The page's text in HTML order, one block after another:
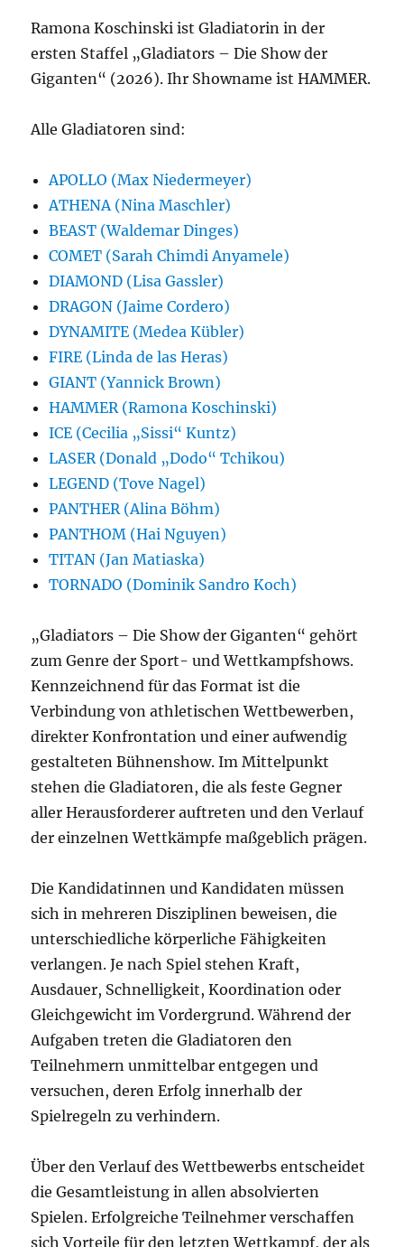
Ramona Koschinski ist Gladiatorin in der
ersten Staffel „Gladiators – Die Show der
Giganten“ (2026). Ihr Showname ist HAMMER.
Alle Gladiatoren sind:
APOLLO (Max Niedermeyer)
ATHENA (Nina Maschler)
BEAST (Waldemar Dinges)
COMET (Sarah Chimdi Anyamele)
DIAMOND (Lisa Gassler)
DRAGON (Jaime Cordero)
DYNAMITE (Medea Kübler)
FIRE (Linda de las Heras)
GIANT (Yannick Brown)
HAMMER (Ramona Koschinski)
ICE (Cecilia „Sissi“ Kuntz)
LASER (Donald „Dodo“ Tchikou)
LEGEND (Tove Nagel)
PANTHER (Alina Böhm)
PANTHOM (Hai Nguyen)
TITAN (Jan Matiaska)
TORNADO (Dominik Sandro Koch)
„Gladiators – Die Show der Giganten“ gehört
zum Genre der Sport- und Wettkampfshows.
Kennzeichnend für das Format ist die
Verbindung von athletischen Wettbewerben,
direkter Konfrontation und einer aufwendig
gestalteten Bühnenshow. Im Mittelpunkt
stehen die Gladiatoren, die als feste Gegner
aller Herausforderer auftreten und den Verlauf
der einzelnen Wettkämpfe maßgeblich prägen.
Die Kandidatinnen und Kandidaten müssen
sich in mehreren Disziplinen beweisen, die
unterschiedliche körperliche Fähigkeiten
verlangen. Je nach Spiel stehen Kraft,
Ausdauer, Schnelligkeit, Koordination oder
Gleichgewicht im Vordergrund. Während der
Aufgaben treten die Gladiatoren den
Teilnehmern unmittelbar entgegen und
versuchen, deren Erfolg innerhalb der
Spielregeln zu verhindern.
Über den Verlauf des Wettbewerbs entscheidet
die Gesamtleistung in allen absolvierten
Spielen. Erfolgreiche Teilnehmer verschaffen
sich Vorteile für den letzten Wettkampf, der als